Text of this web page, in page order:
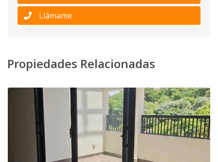
Llámame
Propiedades Relacionadas